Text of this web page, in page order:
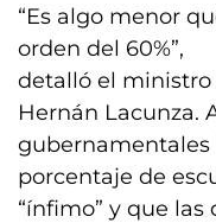
“Es algo menor
orden del 60%”,
detalló el ministro
Hernán Lacunza.
gubernamentales
porcentaje de
“ínfimo” y que